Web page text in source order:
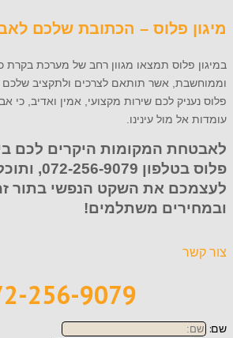
מיגון פלוס – הכתובת שלכם
במיגון פלוס תמצאו מגוון רחב של מערכת בקרת
וממוחשבת, אשר תותאם לצרכים ולתקציב שלכם
פלוס נעניק לכם שירות מקצועי, אמין ואדיב, כי
עומדות אל מול עינינו.
לאבטחת המקומות היקרים לכם
פלוס בטלפון
לעצמכם את השקט הנפשי בתור
ובמחירים משתלמים!
צור קשר
256-9079
שם: